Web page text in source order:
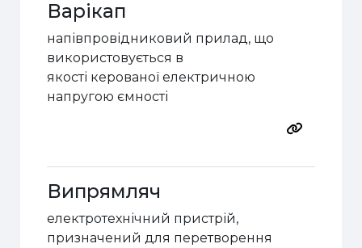
Варікап
напівпровідниковий прилад, що
використовується в
якості керованої електричною
напругою ємності
Випрямляч
електротехнічний пристрій,
призначений для перетворення